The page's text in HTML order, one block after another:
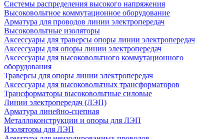
Системы распределения высокого напряжения
Высоковольтное коммутационное оборудование
Арматура для проводов линии электропередач
Высоковольтные изоляторы
Аксессуары для траверсы опоры линии электропередач
Аксессуары для опоры линии электропередач
Аксессуары для высоковольтного коммутационного
оборудования
Траверсы для опоры линии электропередач
Аксессуары для высоковольтных трансформаторов
Трансформаторы высоковольтные силовые
Линии электропередач (ЛЭП)
Арматура линейно-сцепная
Металлоконструкции и опоры для ЛЭП
Изоляторы для ЛЭП